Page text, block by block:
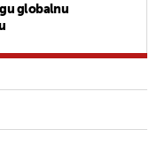
globalnu